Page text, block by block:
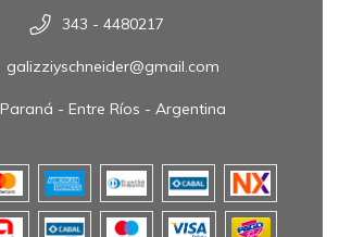
343 - 4480217
galizziyschneider@gmail.com
Paraná - Entre Ríos - Argentina